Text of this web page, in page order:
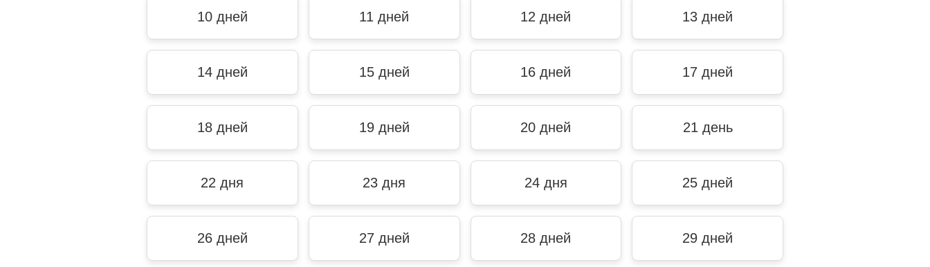
10 дней 11 дней 12 дней 13 дней
14 дней 15 дней 16 дней 17 дней
18 дней 19 дней 20 дней 21 день
22 дня 23 дня 24 дня 25 дней
26 дней 27 дней 28 дней 29 дней